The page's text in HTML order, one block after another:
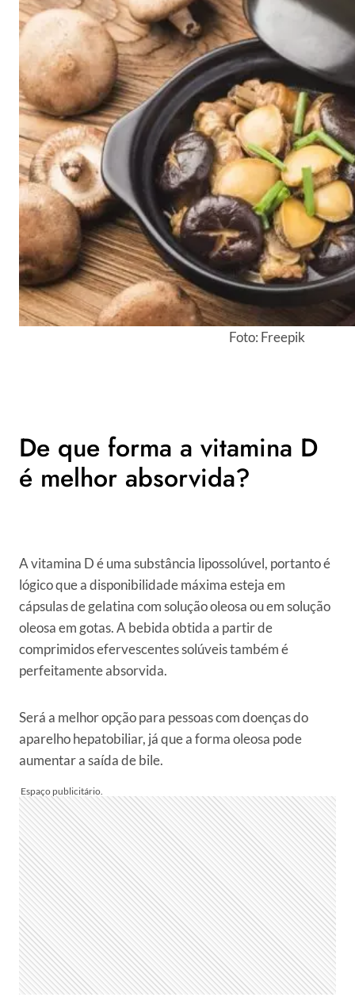
Foto: Freepik
De que forma a vitamina D
é melhor absorvida?
A vitamina D é uma substância lipossolúvel, portanto é
lógico que a disponibilidade máxima esteja em
cápsulas de gelatina com solução oleosa ou em solução
oleosa em gotas. A bebida obtida a partir de
comprimidos efervescentes solúveis também é
perfeitamente absorvida.
Será a melhor opção para pessoas com doenças do
aparelho hepatobiliar, já que a forma oleosa pode
aumentar a saída de bile.